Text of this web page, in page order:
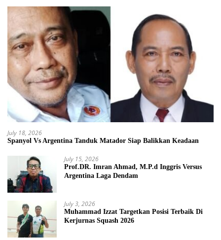
July 18, 2026
Spanyol Vs Argentina Tanduk Matador Siap Balikkan Keadaan
July 15, 2026
Prof.DR. Imran Ahmad, M.P.d Inggris Versus
Argentina Laga Dendam
July 3, 2026
Muhammad Izzat Targetkan Posisi Terbaik Di
Kerjurnas Squash 2026